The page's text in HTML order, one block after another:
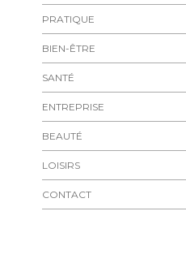
PRATIQUE
BIEN-ÊTRE
SANTÉ
ENTREPRISE
BEAUTÉ
LOISIRS
CONTACT